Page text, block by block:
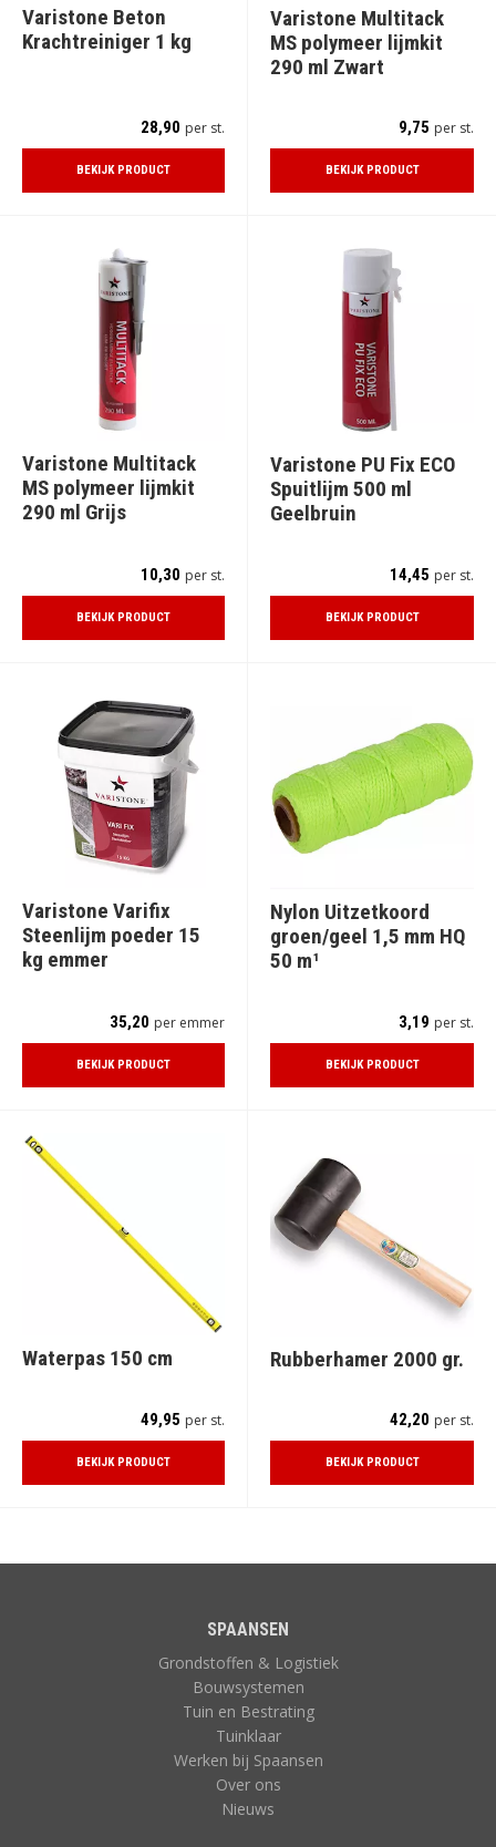
Varistone Beton
Krachtreiniger 1 kg
28,90 per st.
BEKIJK PRODUCT
Varistone Multitack
MS polymeer lijmkit
290 ml Zwart
9,75 per st.
BEKIJK PRODUCT
Varistone Multitack
MS polymeer lijmkit
290 ml Grijs
10,30 per st.
BEKIJK PRODUCT
Varistone PU Fix ECO
Spuitlijm 500 ml
Geelbruin
14,45 per st.
BEKIJK PRODUCT
Varistone Varifix
Steenlijm poeder 15
kg emmer
35,20 per emmer
BEKIJK PRODUCT
Nylon Uitzetkoord
groen/geel 1,5 mm HQ
50 m¹
3,19 per st.
BEKIJK PRODUCT
Waterpas 150 cm
49,95 per st.
BEKIJK PRODUCT
Rubberhamer 2000 gr.
42,20 per st.
BEKIJK PRODUCT
SPAANSEN
Grondstoffen & Logistiek
Bouwsystemen
Tuin en Bestrating
Tuinklaar
Werken bij Spaansen
Over ons
Nieuws